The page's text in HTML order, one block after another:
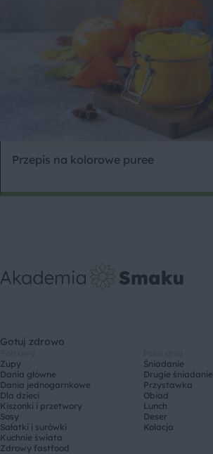
Przepis na kolorowe puree
Gotuj zdrowo
Zupy
Dania główne
Dania jednogarnkowe
Dla dzieci
Kiszonki i przetwory
Sosy
Sałatki i surówki
Kuchnie świata
Zdrowy fastfood
Śniadanie
Drugie śniadanie
Przystawka
Obiad
Lunch
Deser
Kolacja